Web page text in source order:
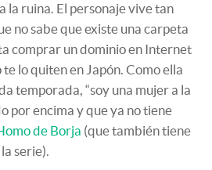
la ruina. El personaje vive tan
no sabe que existe una carpeta
comprar un dominio en Internet
te lo quiten en Japón. Como ella
temporada, “soy una mujer a la
por encima y que ya no tiene
de Borja (que también tiene
serie).